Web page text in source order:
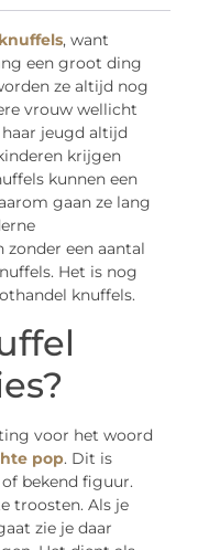
, want
een groot ding
ze altijd nog
vrouw wellicht
jeugd altijd
krijgen
kunnen een
gaan ze lang
een aantal
Het is nog
knuffels.
voor het woord
pop. Dit is
bekend figuur.
troosten. Als je
zie je daar